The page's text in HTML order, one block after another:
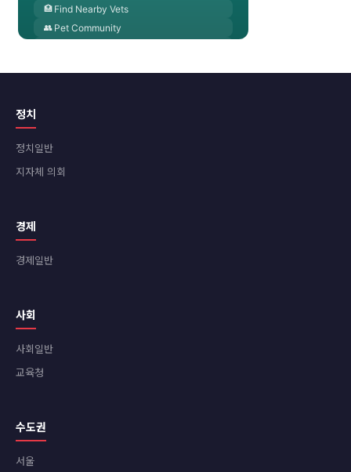
정치
정치일반
지자체 의회
경제
경제일반
사회
사회일반
교육청
수도권
서울